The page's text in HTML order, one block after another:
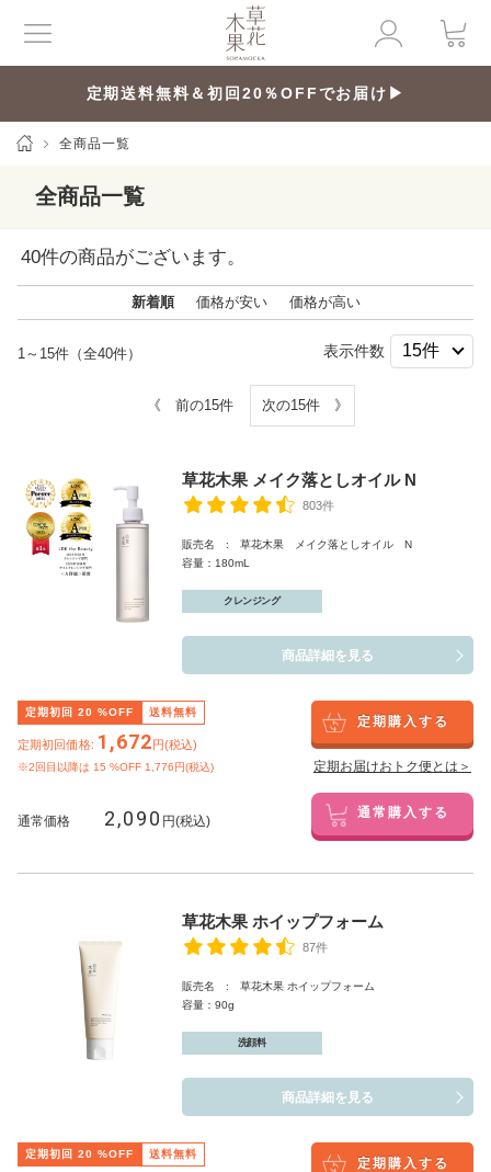
定期送料無料＆初回20％OFFでお届け▶
全商品一覧
全商品一覧
40件の商品がございます。
新着順 価格が安い 価格が高い
1～15件（全40件） 表示件数
《 前の15件 次の15件 》
草花木果 メイク落としオイル N
803件
販売名 : 草花木果 メイク落としオイル N
容量：180mL
クレンジング
商品詳細を見る
定期初回 20 %OFF 送料無料
定期初回価格: 1,672円(税込)
※2回目以降は 15 %OFF 1,776円(税込)
定期購入する
定期お届けおトク便とは＞
通常価格 2,090 円(税込) 通常購入する
草花木果 ホイップフォーム
87件
販売名 : 草花木果 ホイップフォーム
容量：90g
洗顔料
商品詳細を見る
定期初回 20 %OFF 送料無料
定期購入する